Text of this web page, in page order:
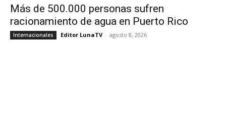
Más de 500.000 personas sufren
racionamiento de agua en Puerto Rico
Internacionales Editor LunaTV - agosto 8, 2026